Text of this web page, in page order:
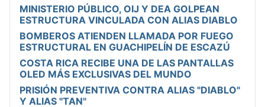
MINISTERIO PÚBLICO, OIJ Y DEA GOLPEAN
ESTRUCTURA VINCULADA CON ALIAS DIABLO
BOMBEROS ATIENDEN LLAMADA POR FUEGO
ESTRUCTURAL EN GUACHIPELÍN DE ESCAZÚ
COSTA RICA RECIBE UNA DE LAS PANTALLAS
OLED MÁS EXCLUSIVAS DEL MUNDO
PRISIÓN PREVENTIVA CONTRA ALIAS "DIABLO"
Y ALIAS "TAN"